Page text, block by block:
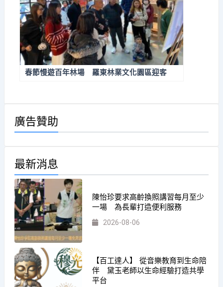
春節慢遊百年林場 羅東林業文化園區迎客
廣告贊助
最新消息
陳怡珍要求高齡換照講習每月至少
一場 為長輩打造便利服務
2026-08-06
【百工達人】 從音樂教育到生命陪
伴 黛玉老師以生命經驗打造共學
平台